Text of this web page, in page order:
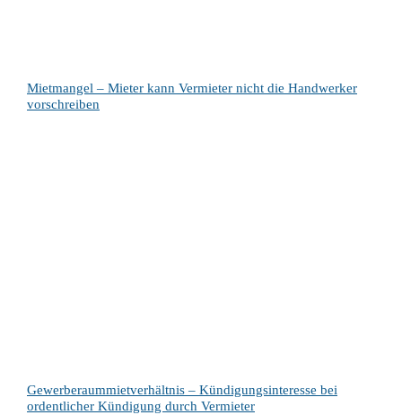
Mietmangel – Mieter kann Vermieter nicht die Handwerker
vorschreiben
Gewerberaummietverhältnis – Kündigungsinteresse bei
ordentlicher Kündigung durch Vermieter